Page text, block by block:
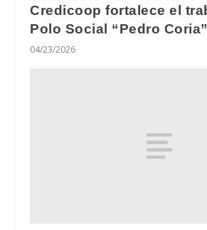
Credicoop fortalece el
Polo Social “Pedro
04/23/2026